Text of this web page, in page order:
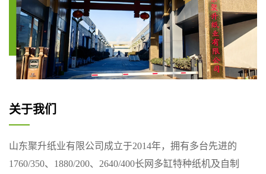
关于我们
山东聚升纸业有限公司成立于2014年，拥有多台先进的
1760/350、1880/200、2640/400长网多缸特种纸机及自制